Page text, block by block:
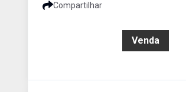
Compartilhar
Venda